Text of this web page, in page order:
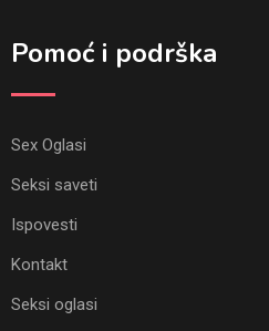
Pomoć i podrška
Sex Oglasi
Seksi saveti
Ispovesti
Kontakt
Seksi oglasi